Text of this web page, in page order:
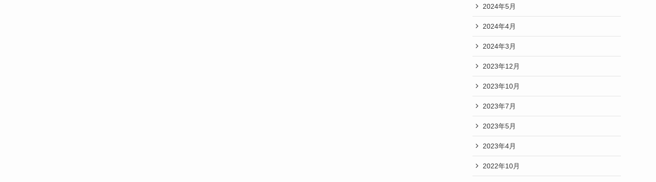
2024年5月
2024年4月
2024年3月
2023年12月
2023年10月
2023年7月
2023年5月
2023年4月
2022年10月